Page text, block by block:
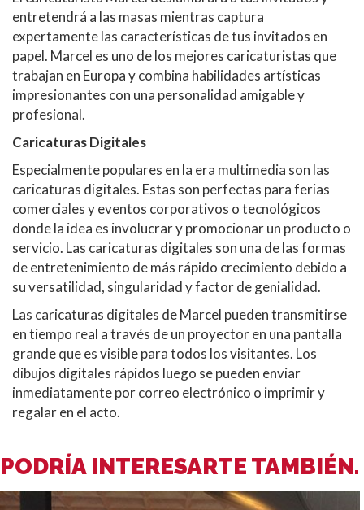
entretendrá a las masas mientras captura
expertamente las características de tus invitados en
papel. Marcel es uno de los mejores caricaturistas que
trabajan en Europa y combina habilidades artísticas
impresionantes con una personalidad amigable y
profesional.
Caricaturas Digitales
Especialmente populares en la era multimedia son las
caricaturas digitales. Estas son perfectas para ferias
comerciales y eventos corporativos o tecnológicos
donde la idea es involucrar y promocionar un producto o
servicio. Las caricaturas digitales son una de las formas
de entretenimiento de más rápido crecimiento debido a
su versatilidad, singularidad y factor de genialidad.
Las caricaturas digitales de Marcel pueden transmitirse
en tiempo real a través de un proyector en una pantalla
grande que es visible para todos los visitantes. Los
dibujos digitales rápidos luego se pueden enviar
inmediatamente por correo electrónico o imprimir y
regalar en el acto.
PODRÍA INTERESARTE TAMBIÉN.